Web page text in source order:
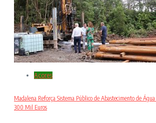
Açores
Madalena Reforça Sistema Público de Abastecimento de
300 Mil Euros